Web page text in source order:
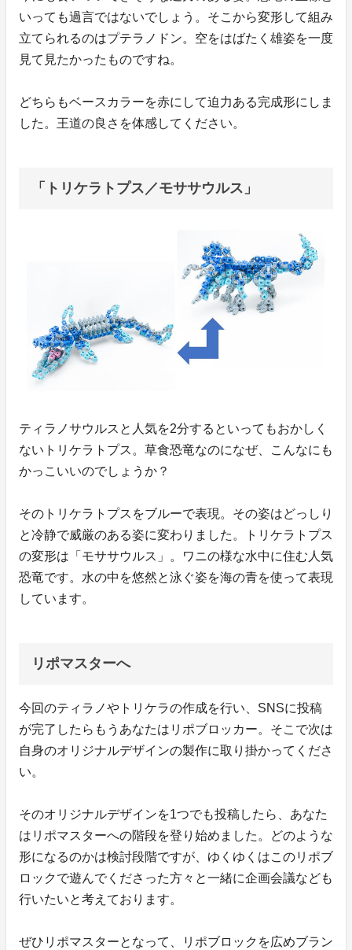
いっても過言ではないでしょう。そこから変形して組み
立てられるのはプテラノドン。空をはばたく雄姿を一度
見て見たかったものですね。
どちらもベースカラーを赤にして迫力ある完成形にしま
した。王道の良さを体感してください。
「トリケラトプス／モササウルス」
ティラノサウルスと人気を2分するといってもおかしく
ないトリケラトプス。草食恐竜なのになぜ、こんなにも
かっこいいのでしょうか？
そのトリケラトプスをブルーで表現。その姿はどっしり
と冷静で威厳のある姿に変わりました。トリケラトプス
の変形は「モササウルス」。ワニの様な水中に住む人気
恐竜です。水の中を悠然と泳ぐ姿を海の青を使って表現
しています。
リポマスターへ
今回のティラノやトリケラの作成を行い、SNSに投稿
が完了したらもうあなたはリポブロッカー。そこで次は
自身のオリジナルデザインの製作に取り掛かってくださ
い。
そのオリジナルデザインを1つでも投稿したら、あなた
はリポマスターへの階段を登り始めました。どのような
形になるのかは検討段階ですが、ゆくゆくはこのリポブ
ロックで遊んでくださった方々と一緒に企画会議なども
行いたいと考えております。
ぜひリポマスターとなって、リポブロックを広めブラン